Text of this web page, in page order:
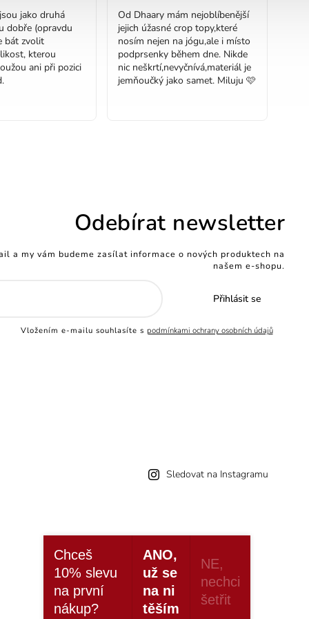
jako druhá
dobře (opravdu
bát zvolit
kterou
ani při pozici
Od Dhaary mám nejoblíbenější
jejich úžasné crop topy,které
nosím nejen na jógu,ale i místo
podprsenky během dne. Nikde
nic neškrtí,nevyčnívá,materiál je
jemňoučký jako samet. Miluju 🩷
Sledovat na Instagramu
Odebírat newsletter
a my vám budeme zasílat informace o nových produktech na
našem e-shopu.
Vložením e-mailu souhlasíte s podmínkami ochrany osobních údajů
Přihlásit se
Chceš
10% slevu
na první
nákup?
ANO,
už se
na ni
těším
NE,
nechci
šetřit